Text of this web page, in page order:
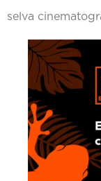
selva